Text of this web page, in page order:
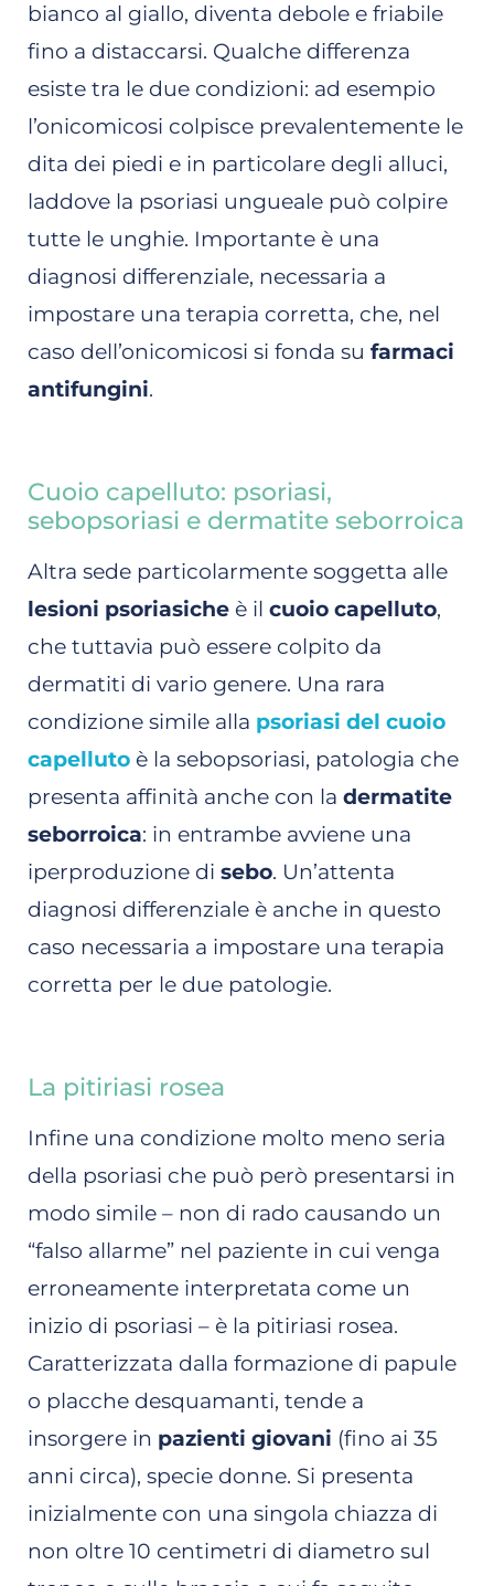
bianco al giallo, diventa debole e friabile
fino a distaccarsi. Qualche differenza
esiste tra le due condizioni: ad esempio
l’onicomicosi colpisce prevalentemente le
dita dei piedi e in particolare degli alluci,
laddove la psoriasi ungueale può colpire
tutte le unghie. Importante è una
diagnosi differenziale, necessaria a
impostare una terapia corretta, che, nel
caso dell’onicomicosi si fonda su farmaci
antifungini.
Cuoio capelluto: psoriasi,
sebopsoriasi e dermatite seborroica
Altra sede particolarmente soggetta alle
lesioni psoriasiche è il cuoio capelluto,
che tuttavia può essere colpito da
dermatiti di vario genere. Una rara
condizione simile alla psoriasi del cuoio
capelluto è la sebopsoriasi, patologia che
presenta affinità anche con la dermatite
seborroica: in entrambe avviene una
iperproduzione di sebo. Un’attenta
diagnosi differenziale è anche in questo
caso necessaria a impostare una terapia
corretta per le due patologie.
La pitiriasi rosea
Infine una condizione molto meno seria
della psoriasi che può però presentarsi in
modo simile – non di rado causando un
“falso allarme” nel paziente in cui venga
erroneamente interpretata come un
inizio di psoriasi – è la pitiriasi rosea.
Caratterizzata dalla formazione di papule
o placche desquamanti, tende a
insorgere in pazienti giovani (fino ai 35
anni circa), specie donne. Si presenta
inizialmente con una singola chiazza di
non oltre 10 centimetri di diametro sul